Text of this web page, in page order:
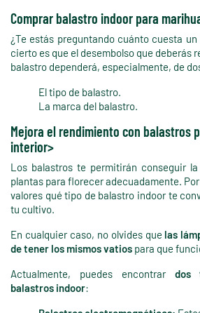
Comprar balastro indoor para
¿Te estás preguntando cuánto cuesta
cierto es que el desembolso que deberás
balastro dependerá, especialmente, de
El tipo de balastro.
La marca del balastro.
Mejora el rendimiento con balastros
interior>
Los balastros te permitirán conseguir
plantas para florecer adecuadamente.
valores qué tipo de balastro indoor te
tu cultivo.
En cualquier caso, no olvides que las
de tener los mismos vatios para que
Actualmente, puedes encontrar dos
balastros indoor: